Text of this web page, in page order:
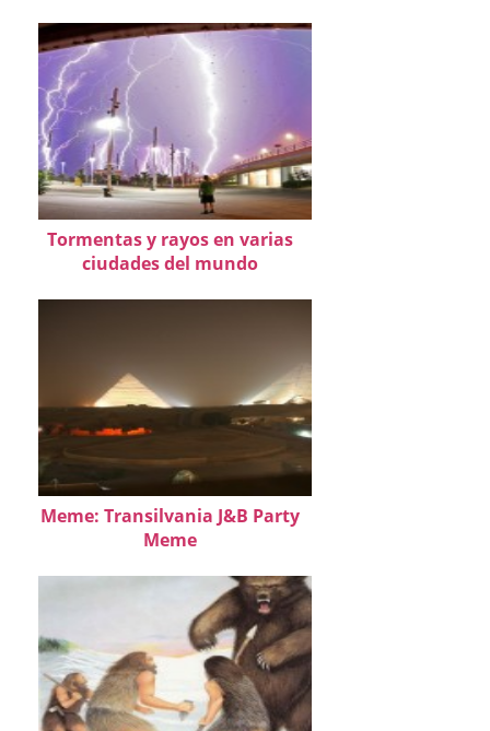
Tormentas y rayos en varias
ciudades del mundo
Meme: Transilvania J&B Party
Meme